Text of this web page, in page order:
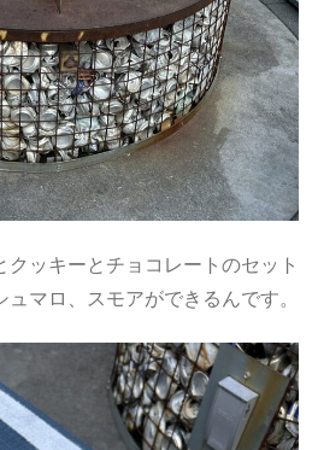
クッキーとチョコレートのセット
マロ、スモアができるんです。